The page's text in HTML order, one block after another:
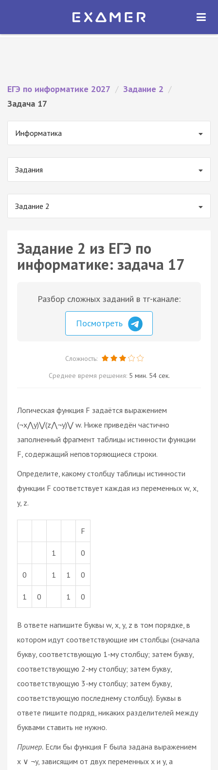
Экзамер — ЕГЭ 2027
ОТКРЫТЬ
ЕГЭ по информатике 2027 / Задание 2 /
Задача 17
Информатика
Задания
Задание 2
Задание 2 из ЕГЭ по
информатике: задача 17
Разбор сложных заданий в тг-канале:
Посмотреть
Сложность:
Среднее время решения: 5 мин. 54 сек.
Логическая функция F задаётся выражением
(¬x⋀y)⋁(z⋀¬y)⋁ w. Ниже приведён частично
заполненный фрагмент таблицы истинности функции
F, содержащий неповторяющиеся строки.
Определите, какому столбцу таблицы истинности
функции F соответствует каждая из переменных w, x,
y, z.
F
1 0
0 1 1 0
1 0 1 0
В ответе напишите буквы w, x, y, z в том порядке, в
котором идут соответствующие им столбцы (сначала
букву, соответствующую 1-му столбцу; затем букву,
соответствующую 2-му столбцу; затем букву,
соответствующую 3-му столбцу; затем букву,
соответствующую последнему столбцу). Буквы в
ответе пишите подряд, никаких разделителей между
буквами ставить не нужно.
Пример. Если бы функция F была задана выражением
x ∨ ¬y, зависящим от двух переменных x и y, а